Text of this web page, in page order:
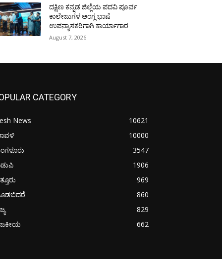
ದಕ್ಷಿಣ ಕನ್ನಡ ಜಿಲ್ಲೆಯ ಪದವಿ ಪೂರ್ವ
ಕಾಲೇಜುಗಳ ಆಂಗ್ಲ ಭಾಷೆ
ಉಪನ್ಯಾಸಕರಿಗಾಗಿ ಕಾರ್ಯಾಗಾರ
August 7, 2026
CATEGORY
News
10621
10000
3547
1906
969
860
829
662